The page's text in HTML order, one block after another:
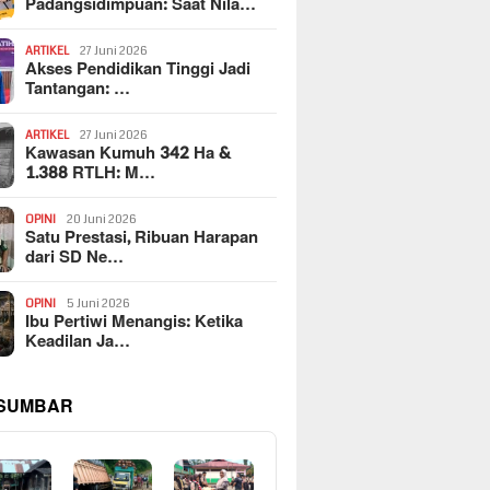
ARTIKEL 27 Juni 2026
Akses Pendidikan Tinggi Jadi
Tantangan: …
ARTIKEL 27 Juni 2026
Kawasan Kumuh 342 Ha &
1.388 RTLH: M…
OPINI 20 Juni 2026
Satu Prestasi, Ribuan Harapan
dari SD Ne…
OPINI 5 Juni 2026
Ibu Pertiwi Menangis: Ketika
Keadilan Ja…